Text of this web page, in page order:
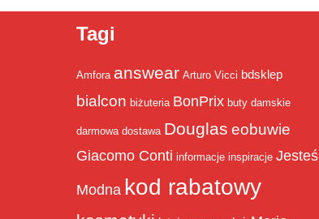
Tagi
Amfora answear Arturo Vicci bdsklep
bialcon biżuteria BonPrix buty damskie
darmowa dostawa Douglas eobuwie
Giacomo Conti informacje inspiracje Jesteś
Modna kod rabatowy